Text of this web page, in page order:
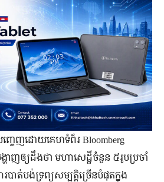
េញដោយគេហទំព័រ Bloomberg
ហាញឲ្យដឹងថា មហាសេដ្ឋីចំនួន ៥រូបប្រចាំ
បាត់បង់ទ្រព្យសម្បត្តិច្រើនបំផុតក្នុង